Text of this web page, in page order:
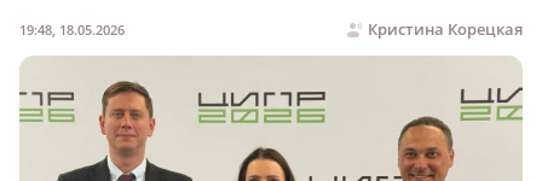
Кристина Корецкая
19:48, 18.05.2026